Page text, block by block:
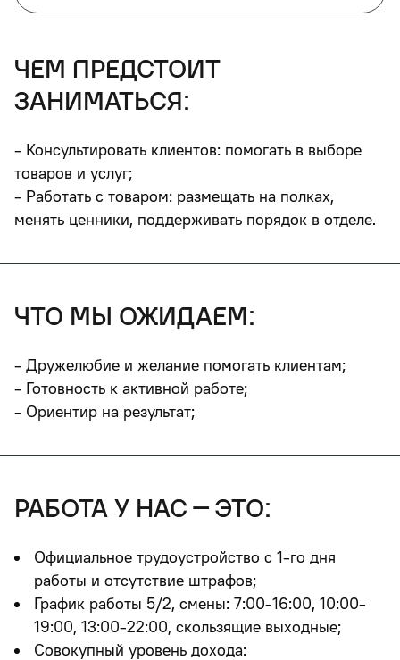
чем предстоит
заниматься:
- Консультировать клиентов: помогать в выборе
товаров и услуг;
- Работать с товаром: размещать на полках,
менять ценники, поддерживать порядок в отделе.
что мы ожидаем:
- Дружелюбие и желание помогать клиентам;
- Готовность к активной работе;
- Ориентир на результат;
работа у нас – это:
Официальное трудоустройство с 1-го дня
работы и отсутствие штрафов;
График работы 5/2, смены: 7:00-16:00, 10:00-
19:00, 13:00-22:00, скользящие выходные;
Совокупный уровень дохода: